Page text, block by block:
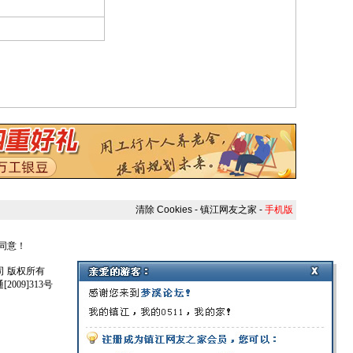
清除 Cookies - 镇江网友之家 - 手机版
意！
版权所有
号